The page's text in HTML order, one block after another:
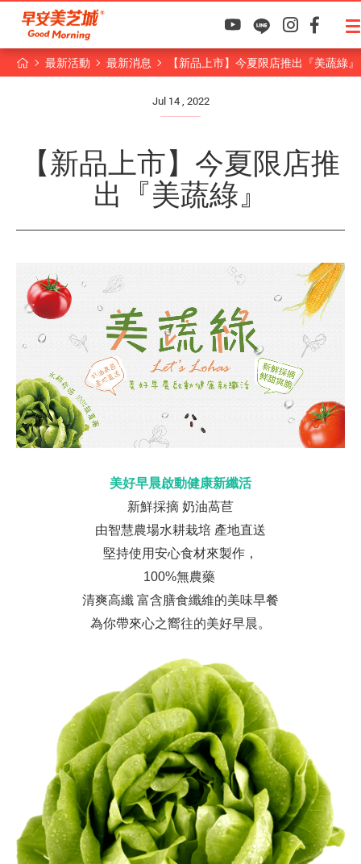
最新活動 最新消息 【新品上市】今夏限店推出『美蔬綠』
Jul 14 , 2022
【新品上市】今夏限店推
出『美蔬綠』
美好早晨啟動健康新纖活
新鮮採摘 奶油萵苣
由智慧農場水耕栽培 產地直送
堅持使用安心食材來製作，
100%無農藥
清爽高纖 富含膳食纖維的美味早餐
為你帶來心之嚮往的美好早晨。